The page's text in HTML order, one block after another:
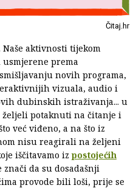
Čitaj.hr
aktivnosti tijekom
prema
novih programa,
vizuala, audio i
dubinskih istraživanja... u
potaknuti na čitanje i
već viđeno, a na što iz
nisu reagirali na željeni
iščitavamo iz postojećih
da su dosadašnji
provode bili loši, prije se